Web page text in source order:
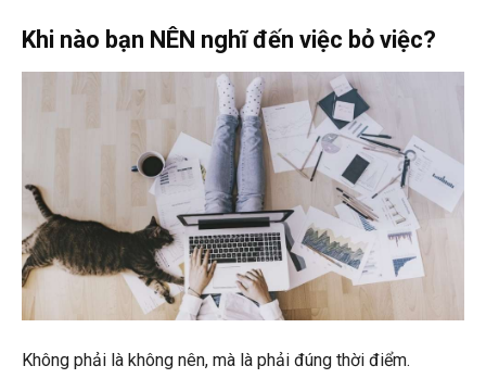
Khi nào bạn NÊN nghĩ đến việc bỏ việc?
Không phải là không nên, mà là phải đúng thời điểm.